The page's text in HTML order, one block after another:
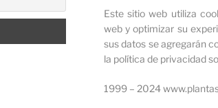
Este sitio web utiliza
web y optimizar su
sus datos se agregarán
la política de privacidad
1999 – 2024